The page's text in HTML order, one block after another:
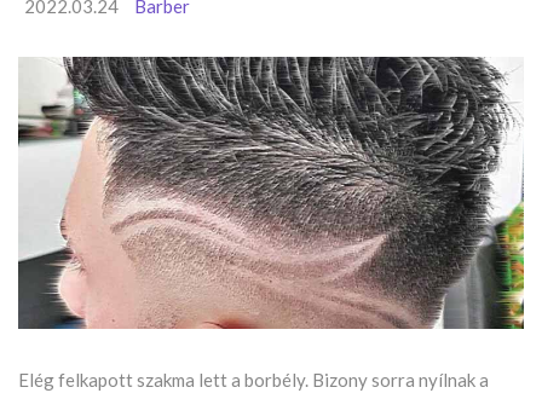
2022.03.24 Barber
Elég felkapott szakma lett a borbély. Bizony sorra nyílnak a